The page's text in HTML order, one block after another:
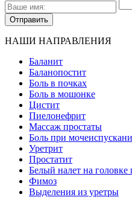
НАШИ НАПРАВЛЕНИЯ
Баланит
Баланопостит
Боль в почках
Боль в мошонке
Цистит
Пиелонефрит
Массаж простаты
Боль при
Уретрит
Простатит
Белый налет на головке
Фимоз
Выделения из уретры